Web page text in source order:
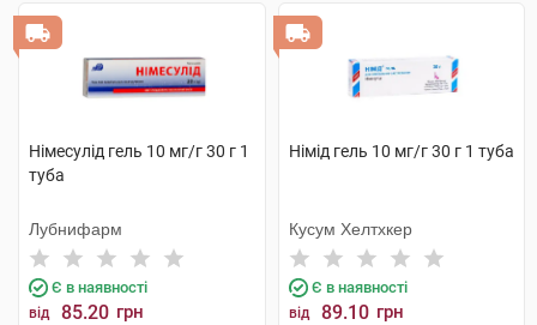
Німесулід гель 10 мг/г 30 г 1
туба
Лубнифарм
Є в наявності
від 85.20 грн
Німід гель 10 мг/г 30 г 1 туба
Кусум Хелтхкер
Є в наявності
від 89.10 грн